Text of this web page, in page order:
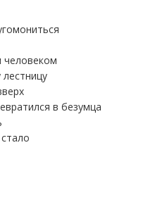
человеком
в безумца